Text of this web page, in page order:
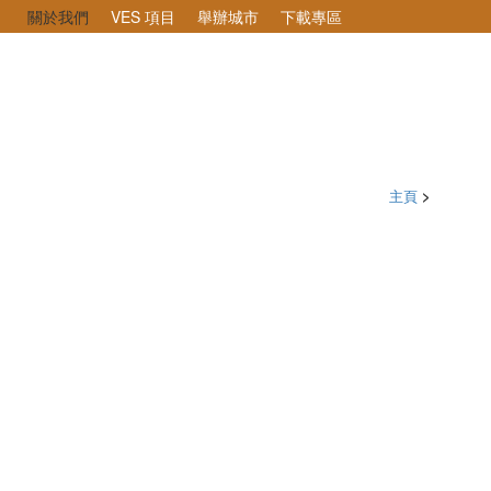
關於我們 VES 項目 舉辦城市 下載專區
主頁 >